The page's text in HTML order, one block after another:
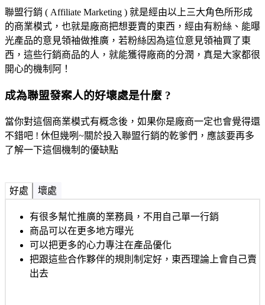
聯盟行銷 ( Affiliate Marketing ) 就是經由以上三大角色所形成
的商業模式，也就是廠商把想要賣的東西，經由有粉絲、能曝
光產品的意見領袖做推廣，若粉絲因為這位意見領袖買了東
西，這些行銷商品的人，就能獲得廠商的分潤，真是大家都很
開心的機制阿！
成為聯盟發案人的好壞處是什麼 ?
當你對這個商業模式有概念後，如果你是廠商一定也會覺得還
不錯吧 ! 休但幾咧~關於投入聯盟行銷的乾爹們，應該要再多
了解一下這個機制的優缺點
好處 壞處
有很多幫忙推廣的業務員，不用自己單一行銷
商品可以在更多地方曝光
可以把更多的心力專注在產品優化
把跟這些合作夥伴的規則制定好，東西理論上會自己賣
出去